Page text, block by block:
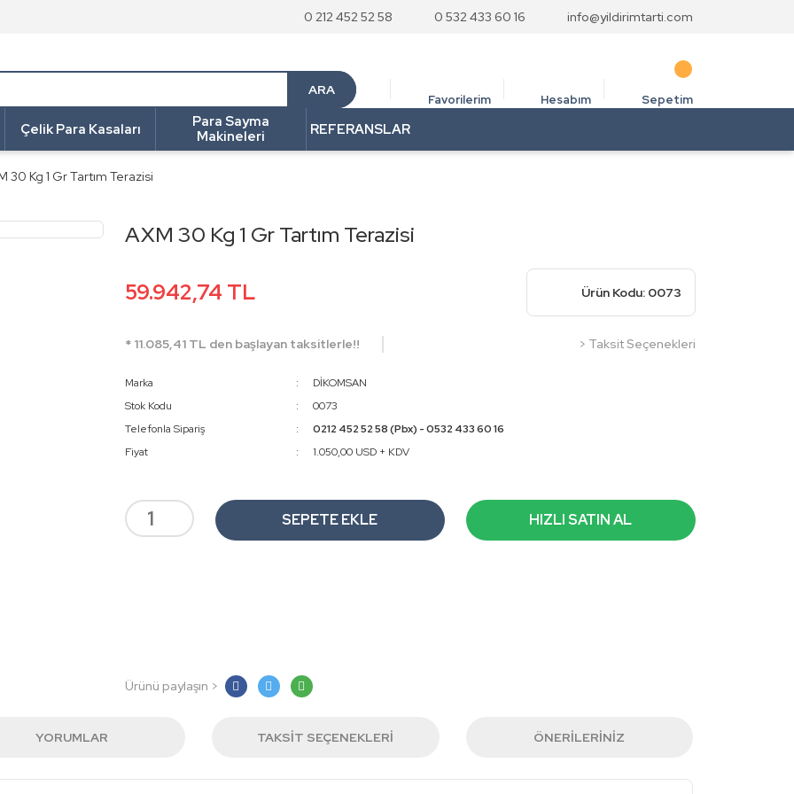
0 212 452 52 58 0 532 433 60 16 info@yildirimtarti.com
ARA
Favorilerim Hesabım Sepetim
Çelik Para Kasaları
Para Sayma
Makineleri
REFERANSLAR
30 Kg 1 Gr Tartım Terazisi
AXM 30 Kg 1 Gr Tartım Terazisi
59.942,74 TL Ürün Kodu: 0073
* 11.085,41 TL den başlayan taksitlerle!! > Taksit Seçenekleri
Marka
DİKOMSAN
Stok Kodu
0073
Telefonla Sipariş
0212 452 52 58 (Pbx) - 0532 433 60 16
Fiyat
1.050,00 USD + KDV
SEPETE EKLE HIZLI SATIN AL
Ürünü paylaşın >
YORUMLAR TAKSIT SEÇENEKLERI ÖNERILERINIZ